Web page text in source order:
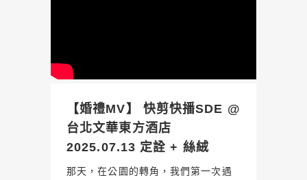
【婚禮MV】 快剪快播SDE @
台北文華東方酒店
2025.07.13 定詮 + 絲絨
那天，在公園的轉角，我們第一次遇